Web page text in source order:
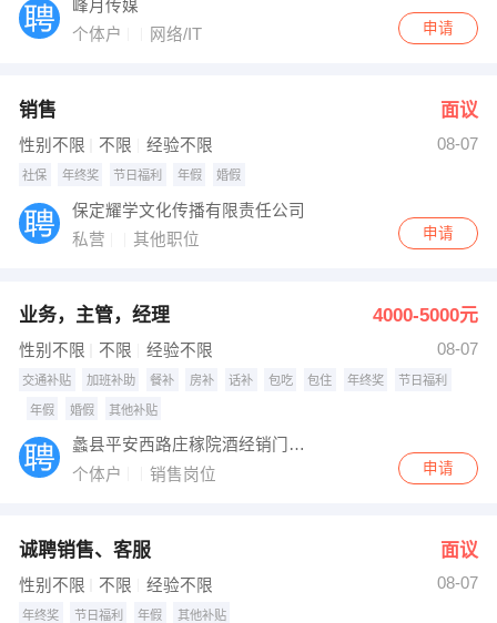
峰月传媒
个体户
网络/IT 申请
销售 面议
性别不限 不限 经验不限 08-07
社保 年终奖 节日福利 年假 婚假
保定耀学文化传播有限责任公司
私营
其他职位 申请
业务，主管，经理 4000-5000元
性别不限 不限 经验不限 08-07
交通补贴 加班补助 餐补 房补 话补 包吃 包住 年终奖 节日福利
年假 婚假 其他补贴
蠡县平安西路庄稼院酒经销门市部
个体户
销售岗位 申请
诚聘销售、客服 面议
性别不限 不限 经验不限 08-07
年终奖 节日福利 年假 其他补贴